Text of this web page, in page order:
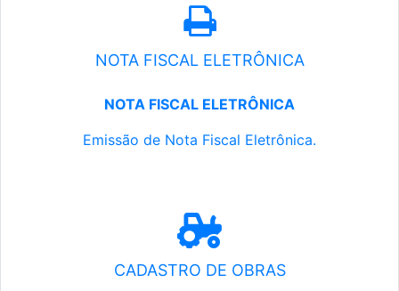
NOTA FISCAL ELETRÔNICA
NOTA FISCAL ELETRÔNICA
Emissão de Nota Fiscal Eletrônica.
CADASTRO DE OBRAS